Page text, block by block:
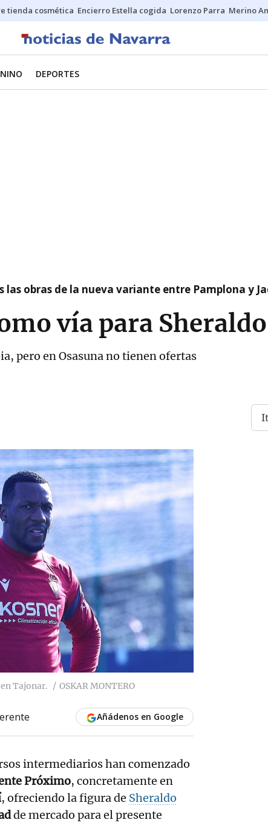
tienda cosmética Encierro Estella cogida Lorenzo Parra Merino
DEPORTES
las obras de la nueva variante entre Pamplona y
vía para
pero en Osasuna no tienen ofertas
Tajonar. OSKAR MONTERO
Añádenos en Google
intermediarios han comenzado
Próximo, concretamente en
, ofreciendo la figura de Sheraldo
de mercado para el presente